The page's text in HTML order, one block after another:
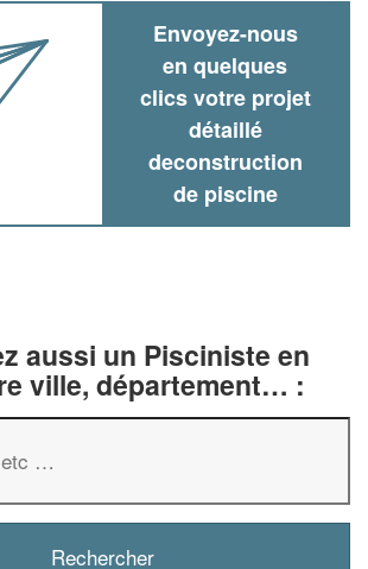
Envoyez-nous
en quelques
clics votre projet
détaillé
deconstruction
de piscine
aussi un Pisciniste en
ville, département… :